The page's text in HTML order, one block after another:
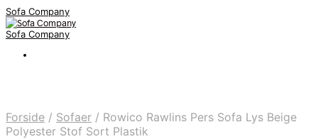
Sofa Company
Sofa Company
Forside / Sofaer / Rowico Rawlins Pers Sofa Lys Beige
Polyester Stof Sort Plastik